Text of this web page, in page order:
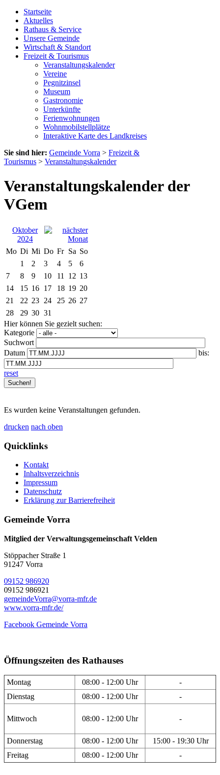
Startseite
Aktuelles
Rathaus & Service
Unsere Gemeinde
Wirtschaft & Standort
Freizeit & Tourismus
Veranstaltungskalender
Vereine
Pegnitzinsel
Museum
Gastronomie
Unterkünfte
Ferienwohnungen
Wohnmobilstellplätze
Interaktive Karte des Landkreises
Sie sind hier: Gemeinde Vorra > Freizeit &
Tourismus > Veranstaltungskalender
Veranstaltungskalender der
VGem
Oktober
2024
Mo Di Mi Do Fr Sa So
1
2 3 4 5
6
7
8 9 10 11 12 13
14
15 16 17 18 19 20
21
22 23 24 25 26 27
28
29 30 31
Hier können Sie gezielt suchen:
Kategorie
Suchwort
Datum
bis:
reset
Es wurden keine Veranstaltungen gefunden.
drucken nach oben
Quicklinks
Kontakt
Inhaltsverzeichnis
Impressum
Datenschutz
Erklärung zur Barrierefreiheit
Gemeinde Vorra
Mitglied der Verwaltungsgemeinschaft Velden
Stöppacher Straße 1
91247 Vorra
09152 986920
09152 986921
gemeindeVorra@vorra-mfr.de
www.vorra-mfr.de/
Facebook Gemeinde Vorra
Öffnungszeiten des Rathauses
Montag 08:00 - 12:00 Uhr
-
Dienstag
08:00 - 12:00 Uhr -
Mittwoch 08:00 - 12:00 Uhr -
Donnerstag 08:00 - 12:00 Uhr
15:00 - 19:30 Uhr
Freitag
08:00 - 12:00 Uhr -